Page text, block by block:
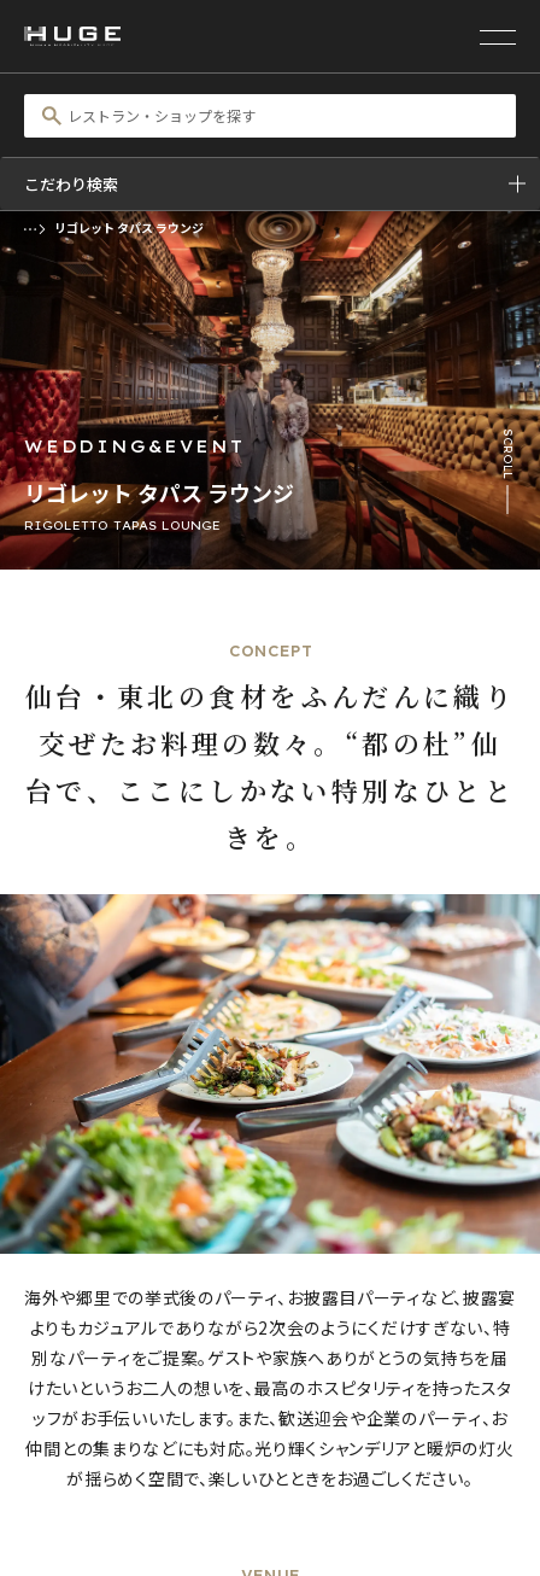
こだわり検索
リゴレット タパス ラウンジ
SCROLL
WEDDING&EVENT
リゴレット タパス ラウンジ
RIGOLETTO TAPAS LOUNGE
CONCEPT
仙台・東北の食材をふんだんに織り
交ぜたお料理の数々。“都の杜”仙
台で、ここにしかない特別なひとと
きを。
海外や郷里での挙式後のパーティ、お披露目パーティなど、披露宴
よりもカジュアルでありながら2次会のようにくだけすぎない、特
別なパーティをご提案。ゲストや家族へありがとうの気持ちを届
けたいというお二人の想いを、最高のホスピタリティを持ったスタ
ッフがお手伝いいたします。また、歓送迎会や企業のパーティ、お
仲間との集まりなどにも対応。光り輝くシャンデリアと暖炉の灯火
が揺らめく空間で、楽しいひとときをお過ごしください。
前の画像 次の画像